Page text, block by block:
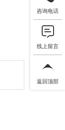
咨询电话
线上留言
返回顶部